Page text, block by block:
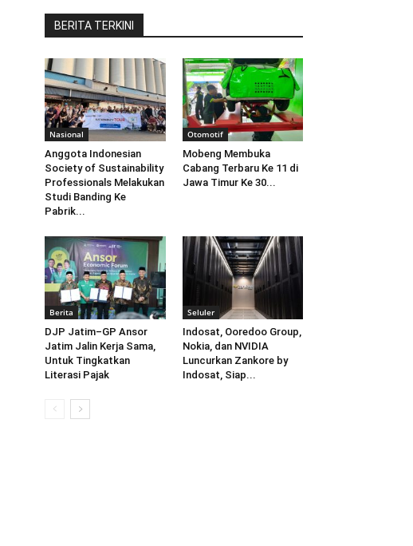
BERITA TERKINI
Nasional
Anggota Indonesian
Society of Sustainability
Professionals Melakukan
Studi Banding Ke
Pabrik...
Otomotif
Mobeng Membuka
Cabang Terbaru Ke 11 di
Jawa Timur Ke 30...
Berita
DJP Jatim–GP Ansor
Jatim Jalin Kerja Sama,
Untuk Tingkatkan
Literasi Pajak
Seluler
Indosat, Ooredoo Group,
Nokia, dan NVIDIA
Luncurkan Zankore by
Indosat, Siap...